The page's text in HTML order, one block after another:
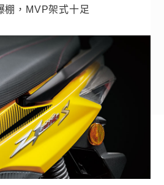
棚，MVP架式十足